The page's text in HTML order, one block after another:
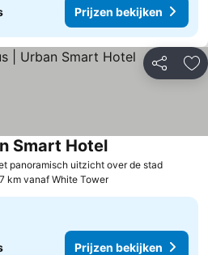
Prijzen bekijken
Delen
panoramisch uitzicht over de stad
Smart Hotel
km vanaf White Tower
Prijzen bekijken